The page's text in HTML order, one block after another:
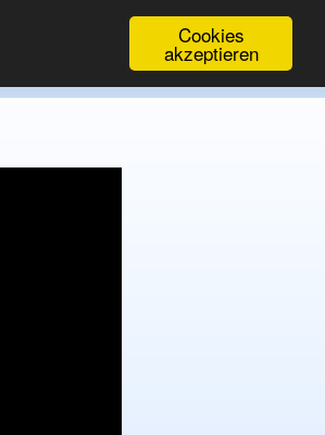
Cookies
akzeptieren